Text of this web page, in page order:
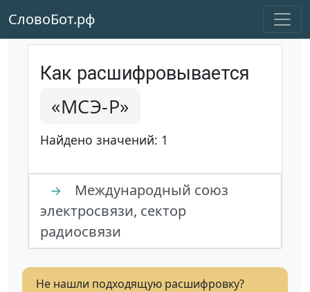
СловоБот.рф
Как расшифровывается
«МСЭ-Р»
Найдено значений: 1
→
Международный союз
электросвязи, сектор
радиосвязи
Не нашли подходящую расшифровку?